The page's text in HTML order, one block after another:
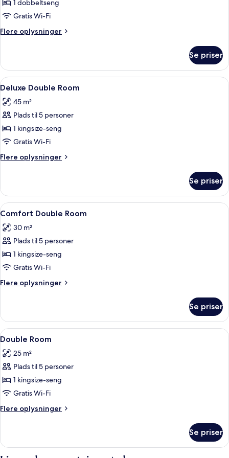
1 dobbeltseng
Gratis Wi-Fi
Flere oplysninger
Flere
dobbeltværelse
Se priser
Indlæs
alle
billeder
af
Deluxe
Double
Room
2 soveværelser, minibar, pengeskab
3
Deluxe Double Room
45 m²
Plads til 5 personer
1 kingsize-seng
Gratis Wi-Fi
Flere oplysninger
Flere
Double
Room
Se priser
Indlæs
alle
billeder
af
Comfort
Double
Room
2 soveværelser, minibar, pengeskab
1
Comfort Double Room
30 m²
Plads til 5 personer
1 kingsize-seng
Gratis Wi-Fi
Flere oplysninger
Flere
Double
Room
Se priser
Indlæs
alle
billeder
af
Double
Room
2 soveværelser, minibar, pengeskab
2
Double Room
25 m²
Plads til 5 personer
1 kingsize-seng
Gratis Wi-Fi
Flere oplysninger
Flere
Room
Se priser